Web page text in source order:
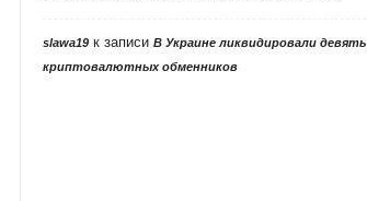
slawa19к записи В Украине ликвидировали девять
криптовалютных обменников